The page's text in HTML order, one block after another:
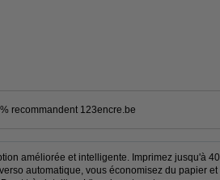
recommandent 123encre.be
améliorée et intelligente. Imprimez jusqu'à 40
automatique, vous économisez du papier et